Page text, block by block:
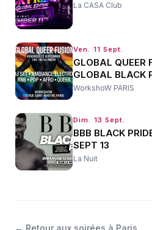
La CASA Club
Ven. 11 Sept.
GLOBAL QUEER
GLOBAL BLACK
WorkshoW PARIS
Dim. 13 Sept.
BBB BLACK
SEPT 13
La Nuit
← Retour aux soirées à Paris